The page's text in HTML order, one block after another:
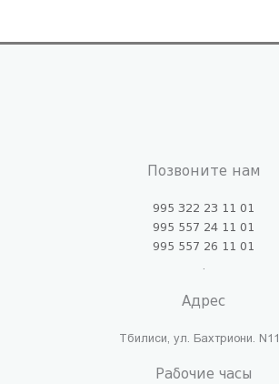
Позвоните нам
995 322 23 11 01
995 557 24 11 01
995 557 26 11 01
Адрес
Тбилиси, ул. Бахтриони. N11
Рабочие часы